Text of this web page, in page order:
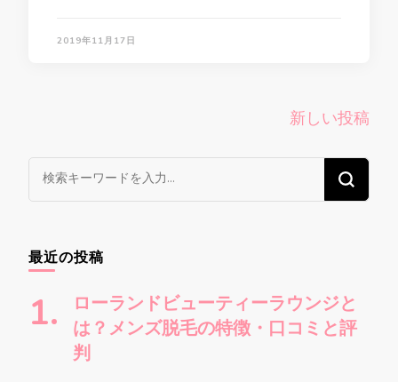
2019年11月17日
ナ
ビ
ー
シ
ョ
ン
新しい投稿
な
に
お
探
し
で
最近の投稿
ローランドビューティーラウンジと
は？メンズ脱毛の特徴・口コミと評
判